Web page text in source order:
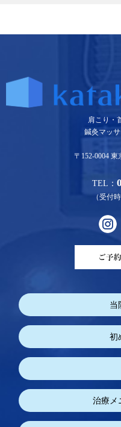
肩こり・
鍼灸マッ
〒152-0004
TEL：
（受付
当
初
治療メ